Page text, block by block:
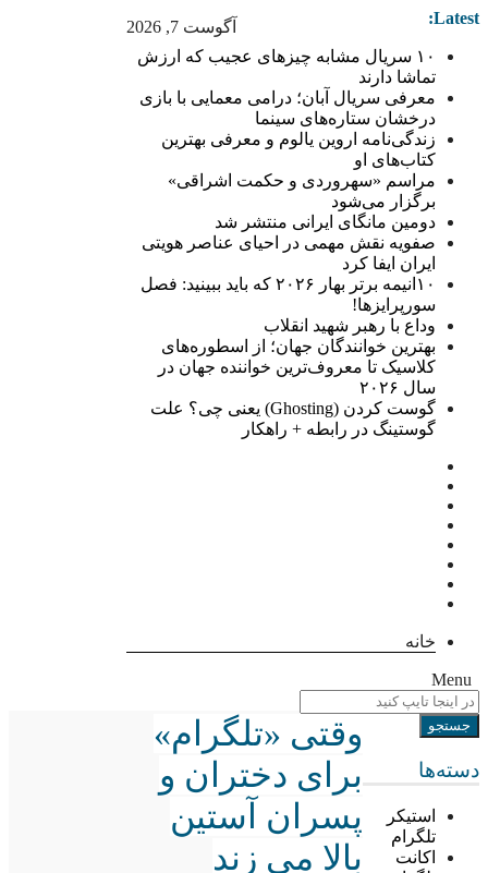
آگوست 7, 2026 Latest:
۱۰ سریال مشابه چیزهای عجیب که ارزش
تماشا دارند
معرفی سریال آبان؛ درامی معمایی با بازی
درخشان ستاره‌های سینما
زندگی‌نامه اروین یالوم و معرفی بهترین
کتاب‌های او
مراسم «سهروردی و حکمت اشراقی»
برگزار می‌شود
دومین مانگای ایرانی منتشر شد
صفویه نقش مهمی در احیای عناصر هویتی
ایران ایفا کرد
۱۰انیمه برتر بهار ۲۰۲۶ که باید ببینید: فصل
سورپرایزها!
وداع با رهبر شهید انقلاب
بهترین خوانندگان جهان؛ از اسطوره‌های
کلاسیک تا معروف‌ترین خواننده جهان در
سال ۲۰۲۶
گوست کردن (Ghosting) یعنی چی؟ علت
گوستینگ در رابطه + راهکار
خانه
Menu
دسته‌ها
استیکر
تلگرام
اکانت
وقتی «تلگرام»
برای دختران و
پسران آستین
بالا می زند